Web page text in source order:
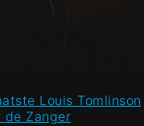
Louis Tomlinson
de Zanger